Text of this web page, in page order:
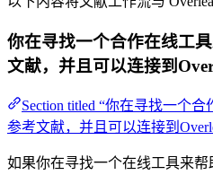
你在寻找一个合作在线工
文献，并且可以连接到
Section titled “你在寻找一个
参考文献，并且可以连接到
如果你在寻找一个在线工具来帮